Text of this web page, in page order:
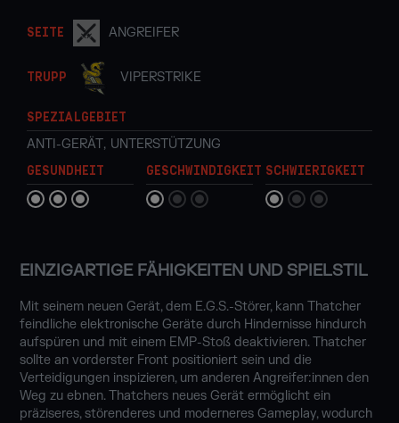
SEITE ANGREIFER
TRUPP VIPERSTRIKE
SPEZIALGEBIET
ANTI-GERÄT, UNTERSTÜTZUNG
GESUNDHEIT GESCHWINDIGKEIT SCHWIERIGKEIT
EINZIGARTIGE FÄHIGKEITEN UND SPIELSTIL
Mit seinem neuen Gerät, dem E.G.S.-Störer, kann Thatcher
feindliche elektronische Geräte durch Hindernisse hindurch
aufspüren und mit einem EMP-Stoß deaktivieren. Thatcher
sollte an vorderster Front positioniert sein und die
Verteidigungen inspizieren, um anderen Angreifer:innen den
Weg zu ebnen. Thatchers neues Gerät ermöglicht ein
präziseres, störenderes und moderneres Gameplay, wodurch